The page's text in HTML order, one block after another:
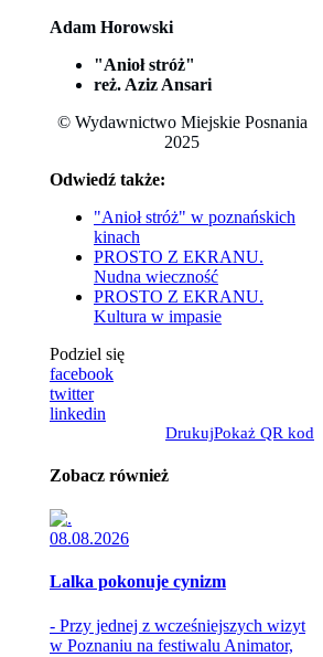
Adam Horowski
"Anioł stróż"
reż. Aziz Ansari
© Wydawnictwo Miejskie Posnania
2025
Odwiedź także:
"Anioł stróż" w poznańskich
kinach
PROSTO Z EKRANU.
Nudna wieczność
PROSTO Z EKRANU.
Kultura w impasie
Podziel się
facebook
twitter
linkedin
DrukujPokaż QR kod
Zobacz również
08.08.2026
Lalka pokonuje cynizm
- Przy jednej z wcześniejszych wizyt
w Poznaniu na festiwalu Animator,